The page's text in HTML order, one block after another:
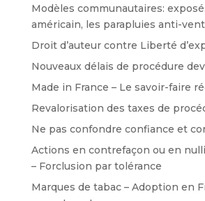
Modèles communautaires:
américain, les parapluies anti-
Droit d’auteur contre Liberté
Nouveaux délais de procédure
Made in France – Le savoir-faire
Revalorisation des taxes de
Ne pas confondre confiance et
Actions en contrefaçon ou en
– Forclusion par tolérance
Marques de tabac – Adoption en